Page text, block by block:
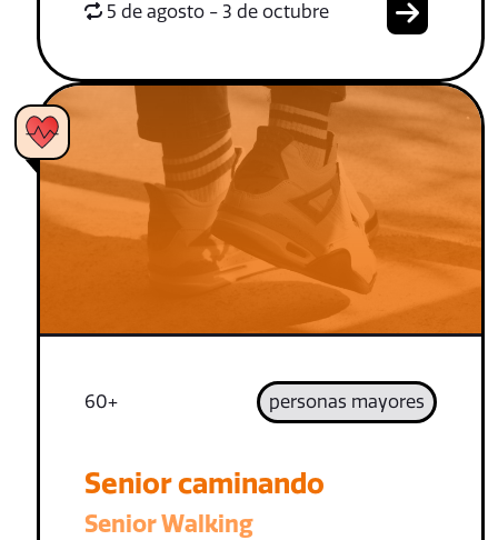
5 de agosto - 3 de octubre
60+ personas mayores
Senior caminando
Senior Walking